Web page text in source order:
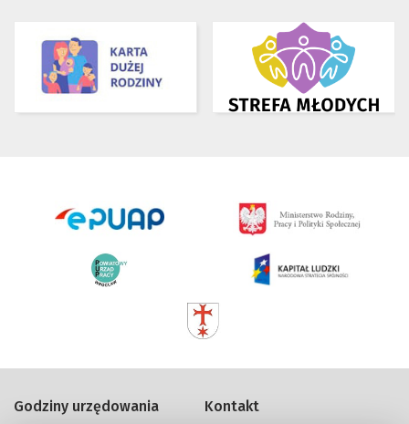
Godziny urzędowania Kontakt